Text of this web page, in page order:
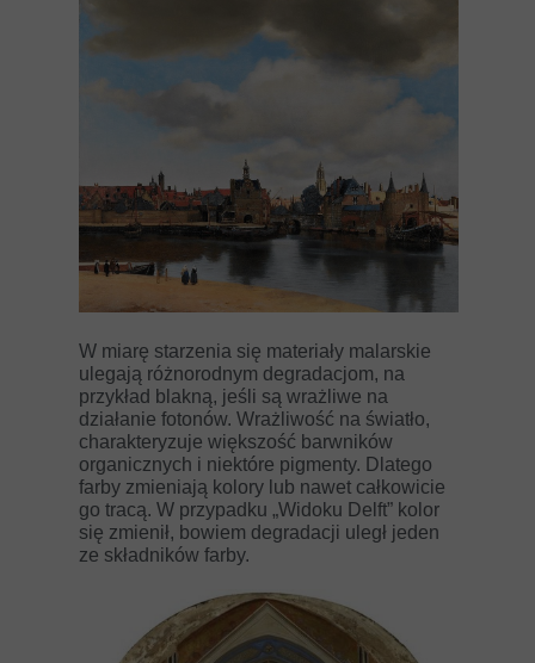
W miarę starzenia się materiały malarskie
ulegają różnorodnym degradacjom, na
przykład blakną, jeśli są wrażliwe na
działanie fotonów. Wrażliwość na światło,
charakteryzuje większość barwników
organicznych i niektóre pigmenty. Dlatego
farby zmieniają kolory lub nawet całkowicie
go tracą. W przypadku „Widoku Delft” kolor
się zmienił, bowiem degradacji uległ jeden
ze składników farby.